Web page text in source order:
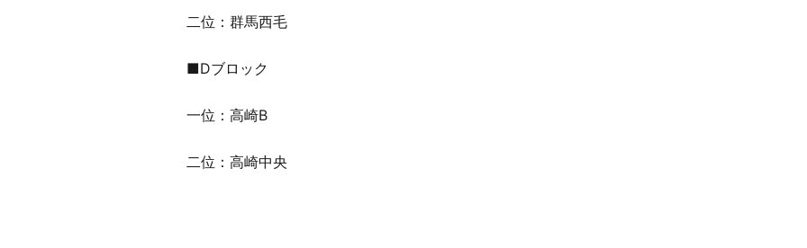
二位：群馬西毛
■Dブロック
一位：高崎B
二位：高崎中央